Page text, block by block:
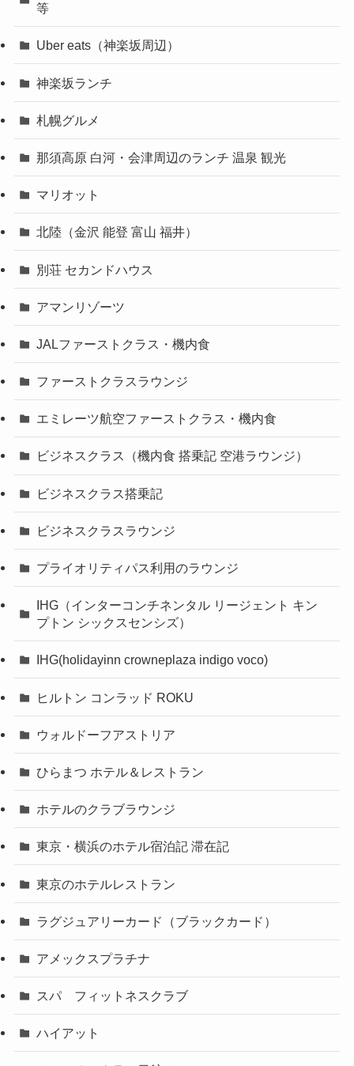
等
Uber eats（神楽坂周辺）
神楽坂ランチ
札幌グルメ
那須高原 白河・会津周辺のランチ 温泉 観光
マリオット
北陸（金沢 能登 富山 福井）
別荘 セカンドハウス
アマンリゾーツ
JALファーストクラス・機内食
ファーストクラスラウンジ
エミレーツ航空ファーストクラス・機内食
ビジネスクラス（機内食 搭乗記 空港ラウンジ）
ビジネスクラス搭乗記
ビジネスクラスラウンジ
プライオリティパス利用のラウンジ
IHG（インターコンチネンタル リージェント キン
プトン シックスセンシズ）
IHG(holidayinn crowneplaza indigo voco)
ヒルトン コンラッド ROKU
ウォルドーフアストリア
ひらまつ ホテル＆レストラン
ホテルのクラブラウンジ
東京・横浜のホテル宿泊記 滞在記
東京のホテルレストラン
ラグジュアリーカード（ブラックカード）
アメックスプラチナ
スパ フィットネスクラブ
ハイアット